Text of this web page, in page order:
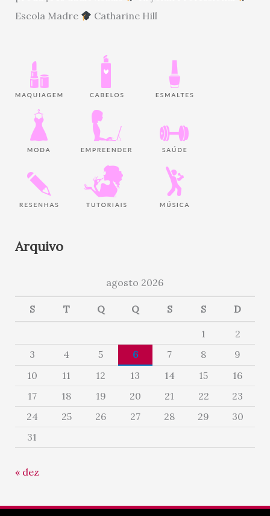
Escola Madre
Catharine Hill
Arquivo
agosto 2026
S T Q Q S S D
1
2
3
4 5 6 7 8
9
10
11 12 13 14 15
16
17
18 19 20 21 22
23
24
25 26 27 28 29
30
31
« dez